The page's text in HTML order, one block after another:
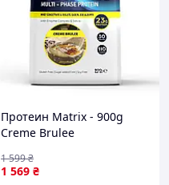
Протеин Matrix - 900g
Creme Brulee
1 569 ₴
1 599₴